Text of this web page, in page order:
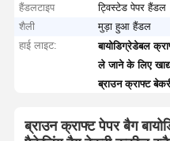
हैंडलटाइप
ट्विस्टेड पेपर हैंडल
शैली
मुड़ा हुआ हैंडल
हाई लाइट:
बायोडिग्रेडेबल
ले जाने के लिए
ब्राउन क्राफ्ट
ब्राउन क्राफ्ट पेपर बैग